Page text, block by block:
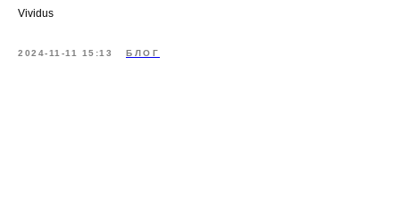
Vividus
2024-11-11 15:13 БЛОГ